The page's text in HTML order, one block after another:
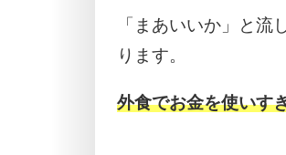
「まあいいか」と
ります。
外食でお金を使いす